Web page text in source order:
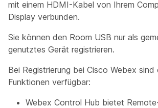
mit einem HDMI-Kabel von Ihrem
Display verbunden.
Sie können den Room USB nur als
genutztes Gerät registrieren.
Bei Registrierung bei Cisco Webex
Funktionen verfügbar:
Webex Control Hub bietet